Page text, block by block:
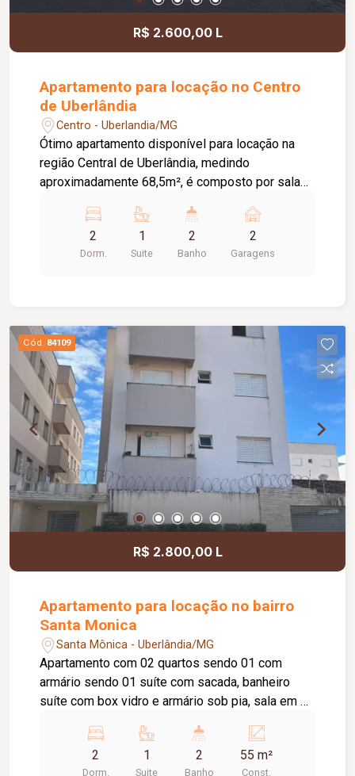
R$ 2.600,00 L
Apartamento para locação no Centro
de Uberlândia
Centro - Uberlandia/MG
Ótimo apartamento disponível para locação na
região Central de Uberlândia, medindo
aproximadamente 68,5m², é composto por sala
armários sendo 01 suite, cozinha com armários
planejados, lavanderia separada, banheiro social
e 02 vagas de garagem cobertas. Condomínio
2
Dorm.
1
Suite
2
Banho
2
Garagens
Cód. 84109
R$ 2.800,00 L
Apartamento para locação no bairro
Santa Monica
Santa Mônica - Uberlândia/MG
Apartamento com 02 quartos sendo 01 com
armário sendo 01 suíte com sacada, banheiro
suíte com box vidro e armário sob pia, sala em 02
01 banheiro social com box vidro e armário sob
pia, 01 vaga de estacionamento. Apartamento
2
Dorm.
1
Suite
2
Banho
55 m²
Const.